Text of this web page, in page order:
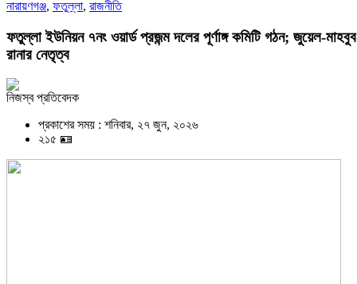
নারায়ণগঞ্জ, ফতুল্লা, রাজনীতি
ফতুল্লা ইউনিয়ন ৭নং ওয়ার্ড প্রজন্ম দলের পূর্ণাঙ্গ কমিটি গঠন; জুয়েল-
রানার নেতৃত্ব
নিজস্ব প্রতিবেদক
প্রকাশের সময় : শনিবার, ২৭ জুন, ২০২৬
২১৫ 🪪